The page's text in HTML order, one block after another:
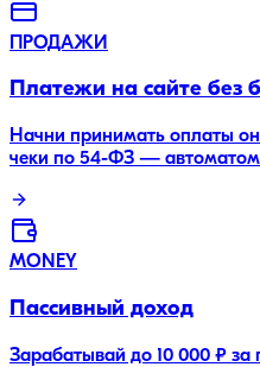
ПРОДАЖИ
Платежи на сайте без
Начни принимать оплаты
чеки по 54-ФЗ —
MONEY
Пассивный доход
Зарабатывай до 10 000 ₽ за